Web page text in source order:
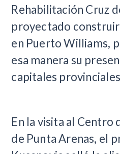
Rehabilitación Cruz
proyectado
en Puerto Williams,
esa manera su
capitales
En la visita al Centro
de Punta Arenas, el